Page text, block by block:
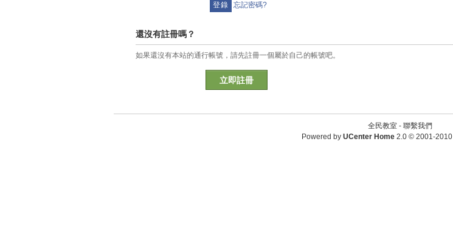
忘記密碼?
還沒有註冊嗎？
如果還沒有本站的通行帳號，請先註冊一個屬於自己的帳號吧。
立即註冊
全民教室 - 聯繫我們
Powered by UCenter Home 2.0© 2001-2010